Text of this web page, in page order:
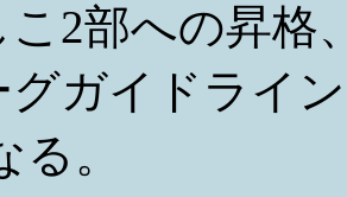
2部への昇格
グガイドライ
。